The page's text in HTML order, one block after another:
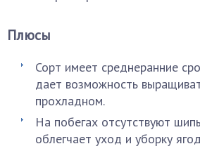
Плюсы
Сорт имеет среднеранние
дает возможность
прохладном.
На побегах отсутствуют
облегчает уход и уборку